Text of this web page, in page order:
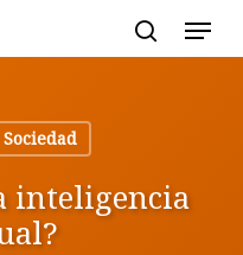
Sociedad
inteligencia